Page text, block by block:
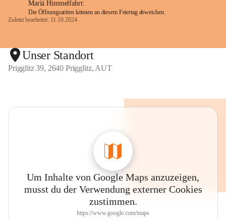
Mariä Himmelfahrt:
Die Öffnungszeiten können an diesem Feiertag abweichen.
Zuletzt bearbeitet: 11.10.2024
Unser Standort
Prigglitz 39, 2640 Prigglitz, AUT
Um Inhalte von Google Maps anzuzeigen,
musst du der Verwendung externer Cookies
zustimmen.
https://www.google.com/maps